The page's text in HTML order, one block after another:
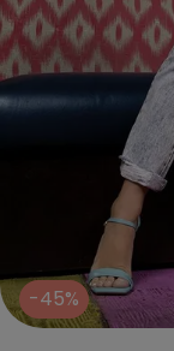
-45%